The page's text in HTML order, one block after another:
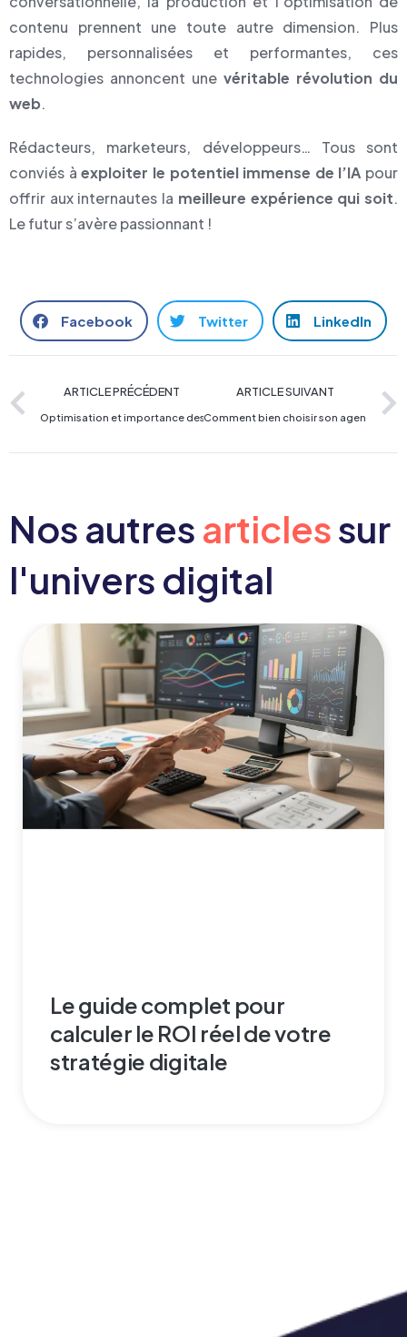
contenu prennent une toute autre dimension. Plus
rapides, personnalisées et performantes, ces
technologies annoncent une véritable révolution du
web.
Rédacteurs, marketeurs, développeurs… Tous sont
conviés àexploiter le potentiel immense de l’IA pour
offrir aux internautes la meilleure expérience qui soit.
Le futur s’avère passionnant !
Facebook Twitter LinkedIn
ARTICLE PRÉCÉDENT
Optimisation et importance des images pour le référencement d’un
ARTICLE SUIVANT
Comment bien choisir son agence web
Nos autresarticlessur
l'univers digital
Le guide complet pour
calculer le ROI réel de votre
stratégie digitale